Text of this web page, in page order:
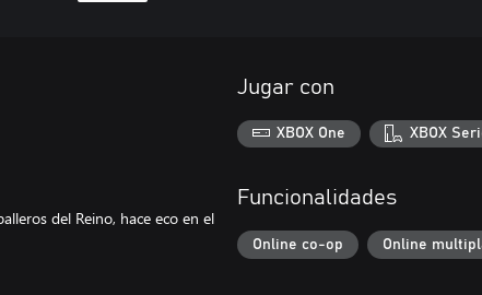
del Reino, hace eco en el
Jugar con
XBOX One XBOX
Funcionalidades
Online co-op Online